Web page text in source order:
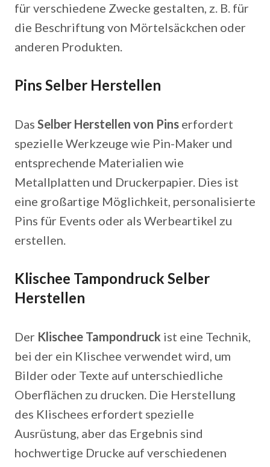
für verschiedene Zwecke gestalten, z. B. für
die Beschriftung von Mörtelsäckchen oder
anderen Produkten.
Pins Selber Herstellen
Das Selber Herstellen von Pins erfordert
spezielle Werkzeuge wie Pin-Maker und
entsprechende Materialien wie
Metallplatten und Druckerpapier. Dies ist
eine großartige Möglichkeit, personalisierte
Pins für Events oder als Werbeartikel zu
erstellen.
Klischee Tampondruck Selber
Herstellen
Der Klischee Tampondruck ist eine Technik,
bei der ein Klischee verwendet wird, um
Bilder oder Texte auf unterschiedliche
Oberflächen zu drucken. Die Herstellung
des Klischees erfordert spezielle
Ausrüstung, aber das Ergebnis sind
hochwertige Drucke auf verschiedenen